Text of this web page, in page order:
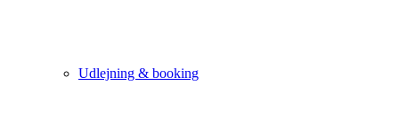
Udlejning & booking